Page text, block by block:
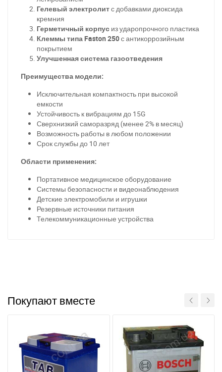
Гелевый электролитс добавками диоксида
кремния
Герметичный корпус из ударопрочного пластика
Клеммы типа Faston 250с антикоррозийным
покрытием
Улучшенная система газоотведения
Преимущества модели:
Исключительная компактность при высокой
емкости
Устойчивость к вибрациям до 15G
Сверхнизкий саморазряд (менее 2% в месяц)
Возможность работы в любом положении
Срок службы до 10 лет
Области применения:
Портативное медицинское оборудование
Системы безопасности и видеонаблюдения
Детские электромобили и игрушки
Резервные источники питания
Телекоммуникационные устройства
Покупают вместе
За відсутності звязку - дзвоніть, пишіть у Viber / Telegram
Написати в Viber Написати в Telegram